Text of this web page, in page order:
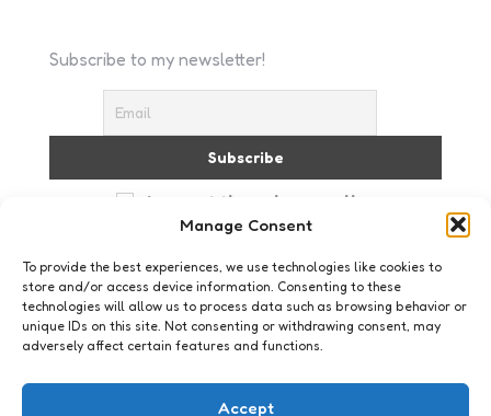
Manage Consent
To provide the best experiences, we use technologies like cookies to
store and/or access device information. Consenting to these
technologies will allow us to process data such as browsing behavior or
unique IDs on this site. Not consenting or withdrawing consent, may
adversely affect certain features and functions.
Accept
Subscribe to my newsletter!
I accept the privacy policy
Semi-permanent